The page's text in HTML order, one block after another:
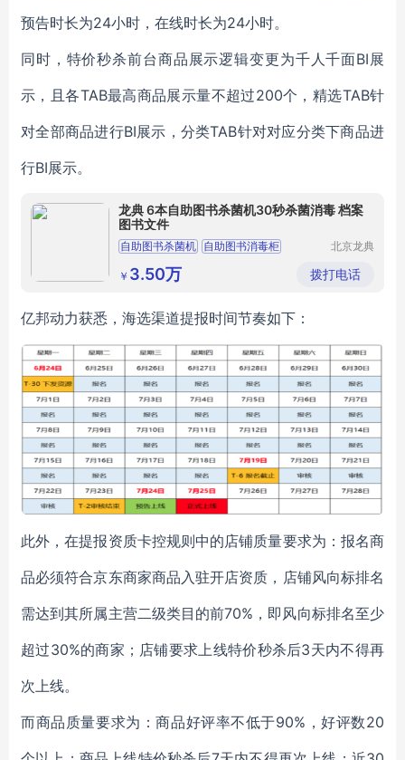
预告时长为24小时，在线时长为24小时。
同时，特价秒杀前台商品展示逻辑变更为千人千面BI展
示，且各TAB最高商品展示量不超过200个，精选TAB针
对全部商品进行BI展示，分类TAB针对对应分类下商品进
行BI展示。
龙典 6本自助图书杀菌机30秒杀菌消毒 档案
图书文件
自助图书杀菌机 自助图书消毒柜
6本图书杀菌
北京龙典
有限公司
￥ 3.50万 拨打电话
亿邦动力获悉， 海选渠道提报时间节奏如下：
此外，在提报资质卡控规则中的店铺质量要求为：报名商
品必须符合京东商家商品入驻开店资质，店铺风向标排名
需达到其所属主营二级类目的前70%，即风向标排名至少
超过30%的商家；店铺要求上线特价秒杀后3天内不得再
次上线。
而商品质量要求为：商品好评率不低于90%，好评数20